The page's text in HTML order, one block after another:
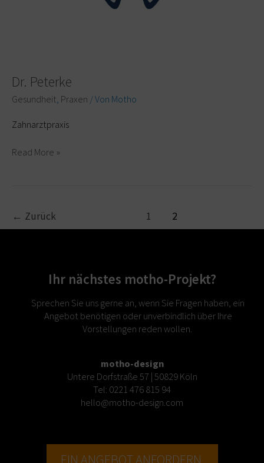
Dr. Peterke
Gesundheit, Praxen / Von Motho
Zahnarztpraxis
Read More »
← Zurück 1 2
Ihr nächstes motho-Projekt?
Sprechen Sie uns gerne an, wenn Sie Fragen haben, ein
Angebot benötigen oder unverbindlich über Ihre
Vorstellungen reden wollen.
motho-design
Untere Dorfstraße 57 | 50829 Köln
Tel: 0221 476 815 94
hello@motho-design.com
EIN ANGEBOT ANFORDERN.